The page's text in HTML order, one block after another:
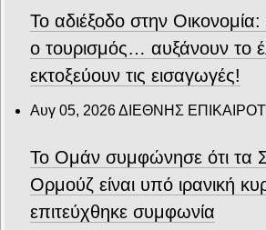
Το αδιέξοδο στην
ο τουρισμός… αυξάνουν το
εκτοξεύουν τις εισαγωγές!
Αυγ 05, 2026ΔΙΕΘΝΗΣ
Το Ομάν συμφώνησε ότι τα
Ορμούζ είναι υπό ιρανική
επιτεύχθηκε συμφωνία